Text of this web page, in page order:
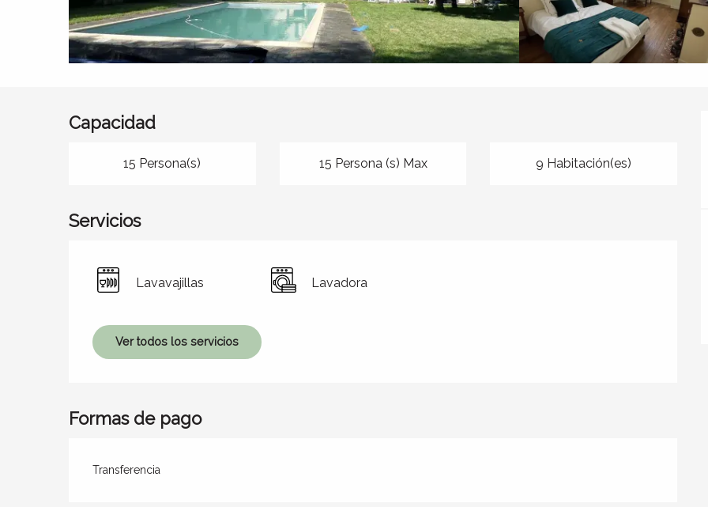
Capacidad
15 Persona(s) 15 Persona (s) Max 9 Habitación(es)
Servicios
Lavavajillas Lavadora
Ver todos los servicios
Formas de pago
Transferencia